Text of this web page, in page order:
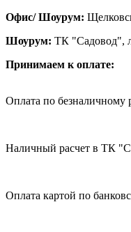
Офис/ Шоурум:
Шоурум: ТК "Садовод",
Принимаем к оплате:
Оплата по безналичному
Наличный расчет в ТК
Оплата картой по